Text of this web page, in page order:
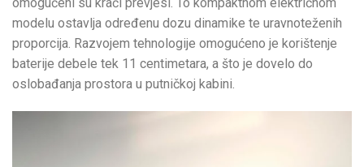
modelu ostavlja određenu dozu dinamike te uravnoteženih
proporcija. Razvojem tehnologije omogućeno je korištenje
baterije debele tek 11 centimetara, a što je dovelo do
oslobađanja prostora u putničkoj kabini.